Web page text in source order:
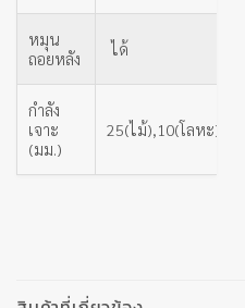
หมุน
ถอยหลัง
ได้
กำลัง
เจาะ
(มม.)
25(ไม้),10(โลหะ)